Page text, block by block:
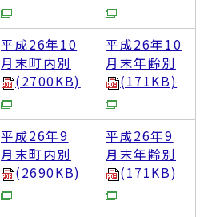
平成26年10
月末町内別
(2700KB)
平成26年10
月末年齢別
(171KB)
平成26年9
月末町内別
(2690KB)
平成26年9
月末年齢別
(171KB)